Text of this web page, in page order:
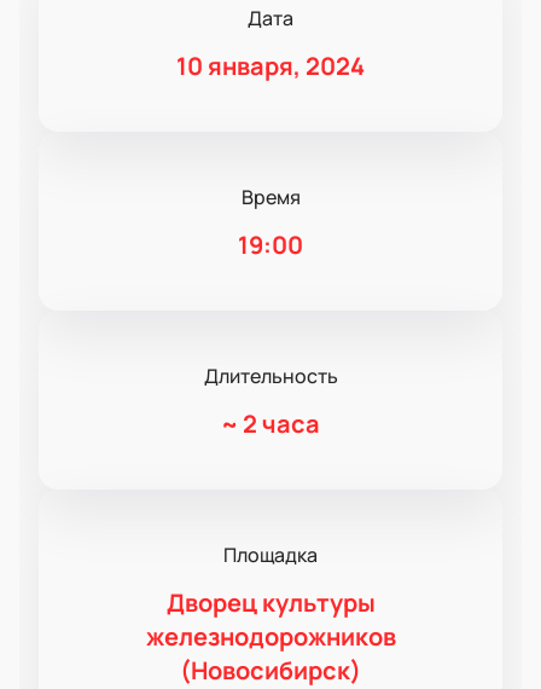
Дата
10 января, 2024
Время
19:00
Длительность
~ 2 часа
Площадка
Дворец культуры
железнодорожников
(Новосибирск)